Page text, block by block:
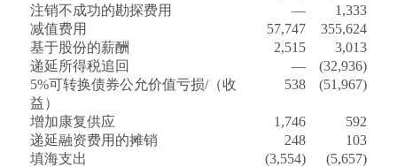
注销不成功的勘探费用
—
1,333
减值费用
57,747
355,624
基于股份的薪酬
2,515
3,013
递延所得税追回
—
(32,936)
5%可转换债券公允价值亏损/（收
益）
538 (51,967)
增加康复供应 1,746
592
递延融资费用的摊销
248
103
填海支出
(3,554)
(5,657)